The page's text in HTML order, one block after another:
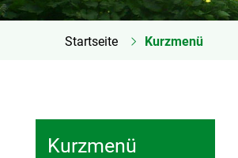
Startseite Kurzmenü
Kurzmenü